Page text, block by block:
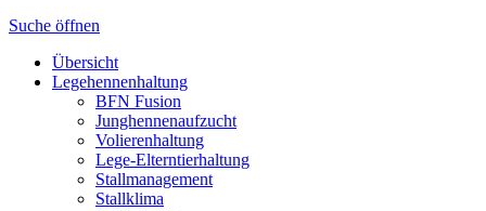
Suche öffnen
Übersicht
Legehennenhaltung
BFN Fusion
Junghennenaufzucht
Volierenhaltung
Lege-Elterntierhaltung
Stallmanagement
Stallklima